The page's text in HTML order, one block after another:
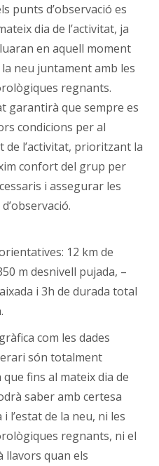
punts d’observació es
dia de l’activitat, ja
en aquell moment
la neu juntament amb les
regnants.
garantirà que sempre es
condicions per al
de l’activitat, prioritzant la
confort del grup per
i assegurar les
12 km de
m desnivell pujada, –
i 3h de durada total
com les dades
són totalment
fins al mateix dia de
saber amb certesa
l’estat de la neu, ni les
regnants, ni el
llavors quan els